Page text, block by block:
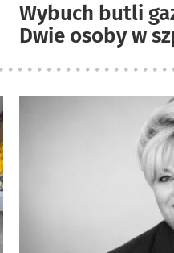
Wybuch butli
Dwie osoby w